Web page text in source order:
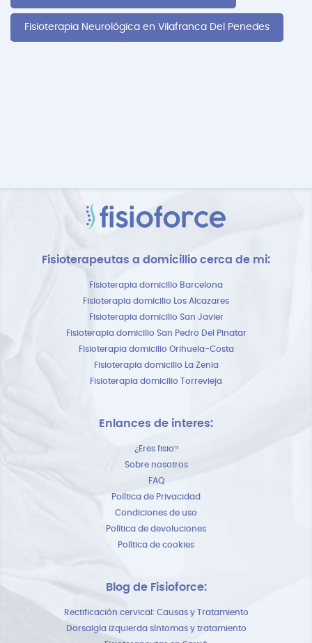
Fisioterapia Neurológica en Vilafranca Del Penedes
Fisioterapeutas a domicillio cerca de mi:
Fisioterapia domicilio Barcelona
Fisioterapia domicilio Los Alcazares
Fisioterapia domicilio San Javier
Fisioterapia domicilio San Pedro Del Pinatar
Fisioterapia domicilio Orihuela-Costa
Fisioterapia domicilio La Zenia
Fisioterapia domicilio Torrevieja
Enlances de interes:
¿Eres fisio?
Sobre nosotros
FAQ
Política de Privacidad
Condiciones de uso
Política de devoluciones
Política de cookies
Blog de Fisioforce:
Rectificación cervical: Causas y Tratamiento
Dorsalgía izquierda síntomas y tratamiento